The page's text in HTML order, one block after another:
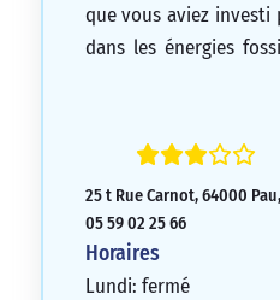
que vous aviez investi
dans les énergies
c’était vers vous que
un avenir radieux
Continuez à
courage face aux
aux scientifiques
25 t Rue Carnot, 64000
05 59 02 25 66
Horaires
Lundi: fermé